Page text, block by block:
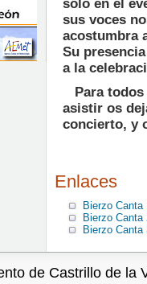
sólo en el
sus voces
acostumbra
Su
a la
Para todos
asistir os
concierto, y
Enlaces
Bierzo Canta
Bierzo Canta
Bierzo Canta
de Castrillo de la